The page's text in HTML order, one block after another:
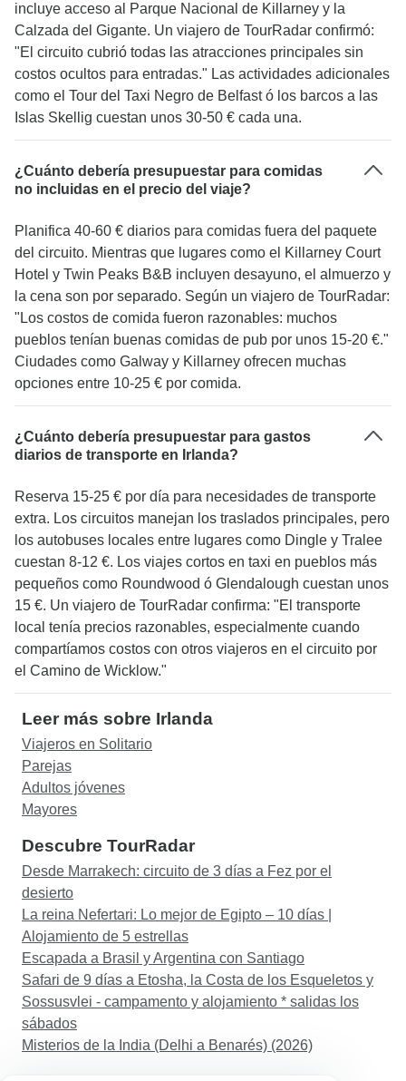
incluye acceso al Parque Nacional de Killarney y la
Calzada del Gigante. Un viajero de TourRadar confirmó:
"El circuito cubrió todas las atracciones principales sin
costos ocultos para entradas." Las actividades adicionales
como el Tour del Taxi Negro de Belfast ó los barcos a las
Islas Skellig cuestan unos 30-50 € cada una.
¿Cuánto debería presupuestar para comidas
no incluidas en el precio del viaje?
Planifica 40-60 € diarios para comidas fuera del paquete
del circuito. Mientras que lugares como el Killarney Court
Hotel y Twin Peaks B&B incluyen desayuno, el almuerzo y
la cena son por separado. Según un viajero de TourRadar:
"Los costos de comida fueron razonables: muchos
pueblos tenían buenas comidas de pub por unos 15-20 €."
Ciudades como Galway y Killarney ofrecen muchas
opciones entre 10-25 € por comida.
¿Cuánto debería presupuestar para gastos
diarios de transporte en Irlanda?
Reserva 15-25 € por día para necesidades de transporte
extra. Los circuitos manejan los traslados principales, pero
los autobuses locales entre lugares como Dingle y Tralee
cuestan 8-12 €. Los viajes cortos en taxi en pueblos más
pequeños como Roundwood ó Glendalough cuestan unos
15 €. Un viajero de TourRadar confirma: "El transporte
local tenía precios razonables, especialmente cuando
compartíamos costos con otros viajeros en el circuito por
el Camino de Wicklow."
Leer más sobre Irlanda
Viajeros en Solitario
Parejas
Adultos jóvenes
Mayores
Descubre TourRadar
Desde Marrakech: circuito de 3 días a Fez por el
desierto
La reina Nefertari: Lo mejor de Egipto – 10 días |
Alojamiento de 5 estrellas
Escapada a Brasil y Argentina con Santiago
Safari de 9 días a Etosha, la Costa de los Esqueletos y
Sossusvlei - campamento y alojamiento * salidas los
sábados
Misterios de la India (Delhi a Benarés) (2026)